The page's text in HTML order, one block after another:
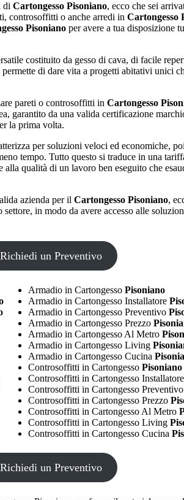
di Cartongesso Pisoniano, ecco che sei
controsoffitti o anche arredi in Cartongesso
Pisoniano per avere a tua disposizione
costituito da gesso di cava, di facile
di dare vita a progetti abitativi unici
pareti o controsoffitti in Cartongesso
garantito da una valida certificazione
la prima volta.
per soluzioni veloci ed economiche,
tempo. Tutto questo si traduce in una
qualità di un lavoro ben eseguito che
azienda per il Cartongesso Pisoniano,
in modo da avere accesso alle
Richiedi un Preventivo
Armadio in Cartongesso Pisoniano
Armadio in Cartongesso Installatore
Armadio in Cartongesso Preventivo
Armadio in Cartongesso Prezzo
Armadio in Cartongesso Al Metro
Armadio in Cartongesso Living
Armadio in Cartongesso Cucina
Controsoffitti in Cartongesso Pisoniano
Controsoffitti in Cartongesso Installatore
Controsoffitti in Cartongesso Preventivo
Controsoffitti in Cartongesso Prezzo
Controsoffitti in Cartongesso Al Metro
Controsoffitti in Cartongesso Living
Controsoffitti in Cartongesso Cucina
Richiedi un Preventivo